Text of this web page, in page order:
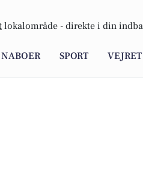
lokalområde - direkte i din
SPORT VEJRET